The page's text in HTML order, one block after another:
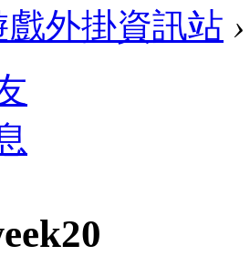
戲外掛資訊站 ›